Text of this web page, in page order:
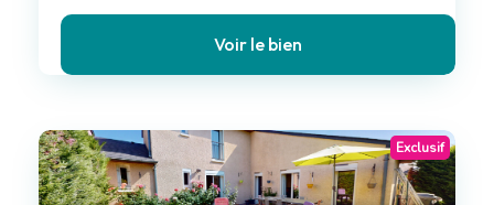
Voir le bien
Exclusif